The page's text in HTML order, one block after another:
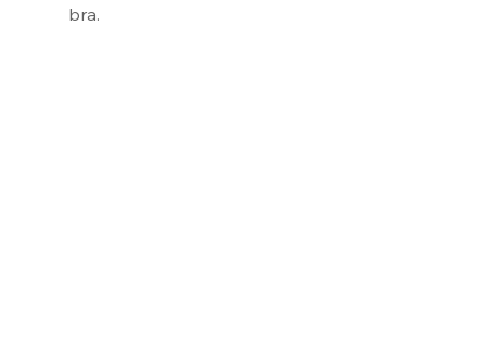
bra.